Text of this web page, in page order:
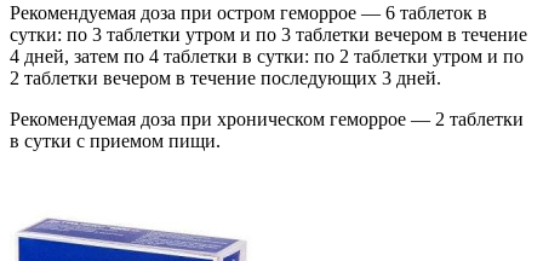
Рекомендуемая доза при остром геморрое — 6 таблеток в
сутки: по 3 таблетки утром и по 3 таблетки вечером в течение
4 дней, затем по 4 таблетки в сутки: по 2 таблетки утром и по
2 таблетки вечером в течение последующих 3 дней.
Рекомендуемая доза при хроническом геморрое — 2 таблетки
в сутки с приемом пищи.